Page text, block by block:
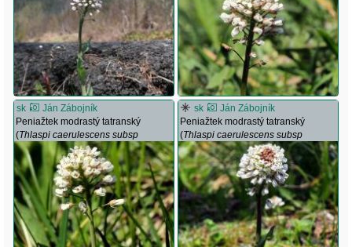
sk
Ján Zábojník
Peniažtek modrastý tatranský
(Thlaspi caerulescens subsp
tatrense
)
sk
Ján Zábojník
Peniažtek modrastý tatranský
(Thlaspi caerulescens subsp
tatrense)